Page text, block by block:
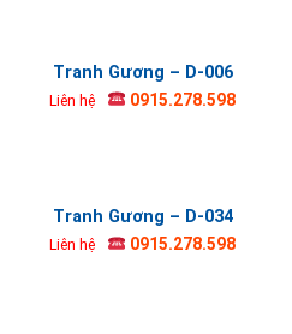
Tranh Gương – D-006
Liên hệ 0915.278.598
Tranh Gương – D-034
Liên hệ 0915.278.598